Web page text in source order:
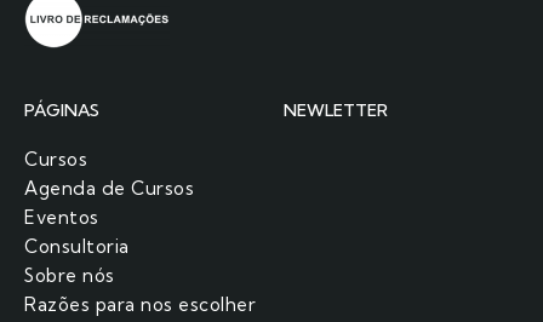
PÁGINAS
Cursos
Agenda de Cursos
Eventos
Consultoria
Sobre nós
Razões para nos escolher​
NEWLETTER